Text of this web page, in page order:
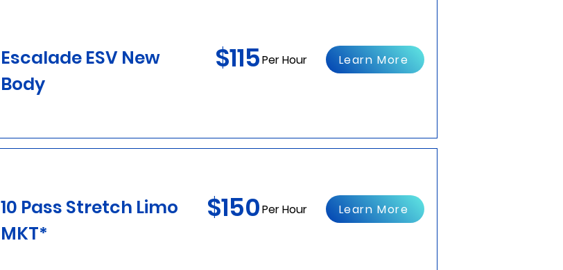
Escalade ESV New
Body
$115Per Hour Learn More
10 Pass Stretch Limo
MKT*
$150Per Hour Learn More